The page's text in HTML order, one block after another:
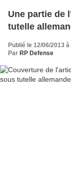
Une partie de
tutelle
Publié le 12/06/2013
Par RP Defense